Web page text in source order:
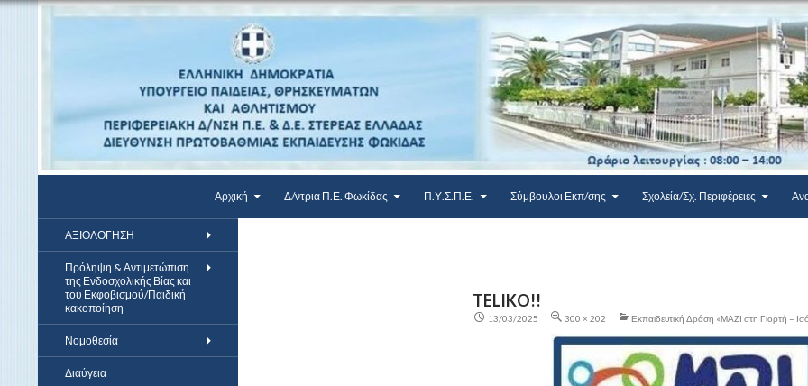
Αρχική
Δ/ντρια Π.Ε. Φωκίδας Π.Υ.Σ.Π.Ε. Σύμβουλοι Εκπ/σης Σχολεία/Σχ. Περιφέρειες
TELIKO!!
13/03/2025 300 × 202 Εκπαιδευτική Δράση «ΜΑΖΙ στη Γιορτή –
ΑΞΙΟΛΟΓΗΣΗ
Πρόληψη & Αντιμετώπιση
της Ενδοσχολικής Βίας και
του Εκφοβισμού/Παιδική
κακοποίηση
Νομοθεσία
Διαύγεια